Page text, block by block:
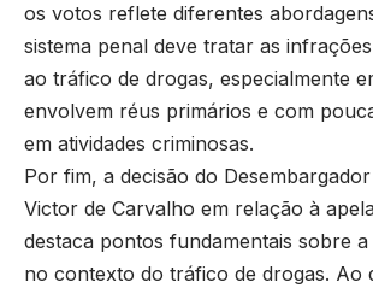
os votos reflete diferentes
sistema penal deve tratar as
ao tráfico de drogas, especialmente
envolvem réus primários e com
em atividades criminosas.
Por fim, a decisão do
Victor de Carvalho em relação à
destaca pontos fundamentais sobre
no contexto do tráfico de drogas. Ao